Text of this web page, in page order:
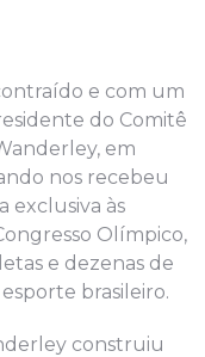
e com um
do Comitê
em
nos recebeu
exclusiva às
Olímpico,
e dezenas de
brasileiro.
construiu